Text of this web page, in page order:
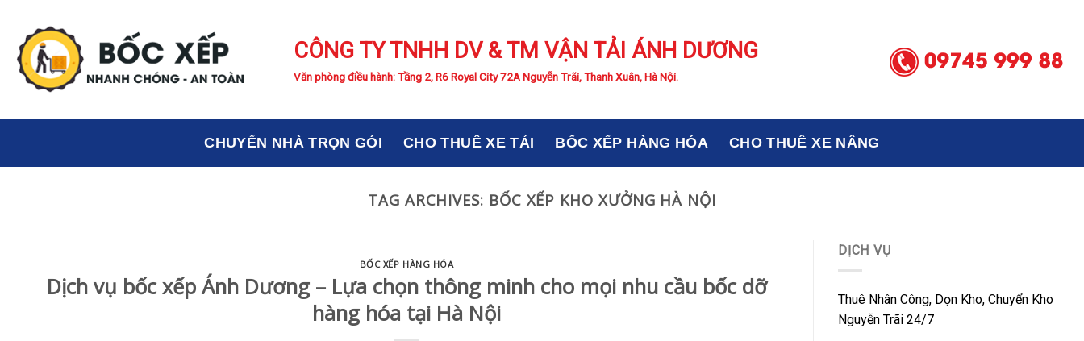
content
CÔNG TY TNHH DV & TM VẬN TẢI ÁNH DƯƠNG
Văn phòng điều hành: Tầng 2, R6 Royal City 72A Nguyễn Trãi, Thanh Xuân, Hà Nội.
CHUYỂN NHÀ TRỌN GÓI CHO THUÊ XE TẢI BỐC XẾP HÀNG HÓA CHO THUÊ XE NÂNG
TAG ARCHIVES: BỐC XẾP KHO XƯỞNG HÀ NỘI
BỐC XẾP HÀNG HÓA
Dịch vụ bốc xếp Ánh Dương – Lựa chọn thông minh cho mọi nhu cầu bốc dỡ
hàng hóa tại Hà Nội
DỊCH VỤ
Thuê Nhân Công, Dọn Kho, Chuyển Kho
Nguyễn Trãi 24/7